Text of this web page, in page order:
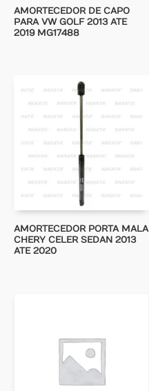
AMORTECEDOR DE CAPO
PARA VW GOLF 2013 ATE
2019 MG17488
AMORTECEDOR PORTA MALA
CHERY CELER SEDAN 2013
ATE 2020